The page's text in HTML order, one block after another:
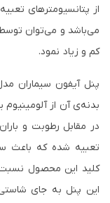
از پتانسیومترهای
می‌باشد و می‌توان توسط
کم و زیاد نمود.
پنل آیفون سیماران
بدنه‌ی آن از
تعبیه شده که باعث
کلید این محصول
این پنل به جای